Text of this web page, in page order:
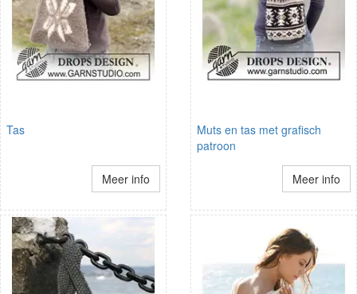
Tas
Meer info
Muts en tas met grafisch
patroon
Meer info